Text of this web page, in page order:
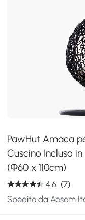
PawHut Amaca
Cuscino Incluso
(Φ60 x 110cm)
4.6 (7)
Spedito da Aosom